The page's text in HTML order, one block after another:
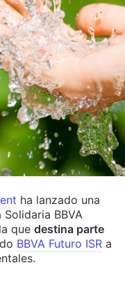
ha lanzado una
BBVA
que destina parte
BBVA Futuro ISR a